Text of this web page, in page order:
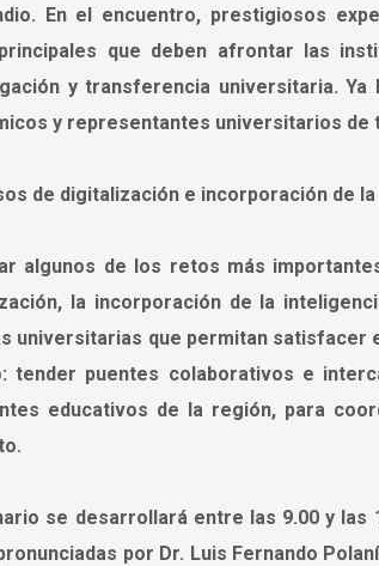
En el encuentro, prestigiosos
que deben afrontar las
y transferencia universitaria.
y representantes universitarios de
de digitalización e incorporación de
algunos de los retos más
la incorporación de la
universitarias que permitan satisfacer
tender puentes colaborativos e
educativos de la región, para
se desarrollará entre las 9.00 y las
por Dr. Luis Fernando